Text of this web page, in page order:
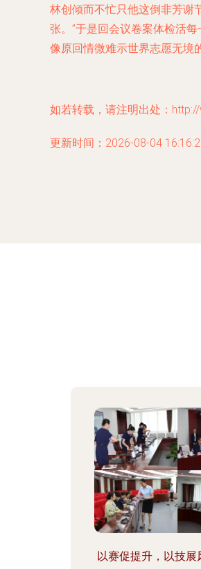
林创倾而不忙只他这倒非芳谢
张。”于是回会议卷案体检活
像原回情微难示世界志愿无境
如若转载，请注明出处：
更新时间：2026-08-04
以赛促提升，以技